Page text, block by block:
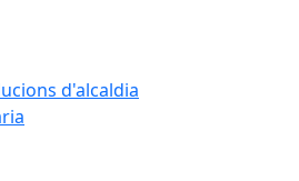
d'alcaldia